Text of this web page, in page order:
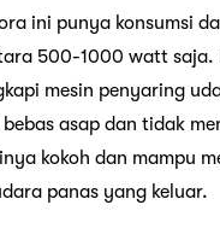
ini punya konsumsi
500-1000 watt saja.
mesin penyaring
asap dan tidak
kokoh dan mampu
panas yang keluar.